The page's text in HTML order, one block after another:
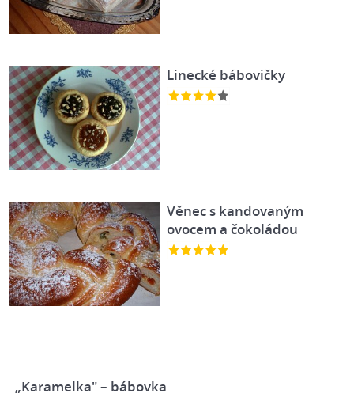
Linecké bábovičky
Věnec s kandovaným
ovocem a čokoládou
„Karamelka" – bábovka